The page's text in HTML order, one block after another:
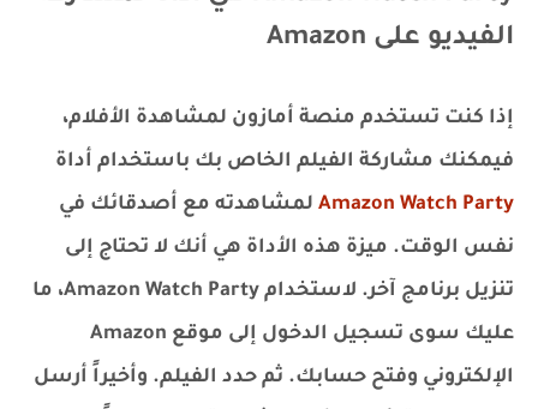
الفيديو على Amazon
إذا كنت تستخدم منصة أمازون لمشاهدة الأفلام،
فيمكنك مشاركة الفيلم الخاص بك باستخدام أداة
Amazon Watch Party لمشاهدته مع أصدقائك في
نفس الوقت. ميزة هذه الأداة هي أنك لا تحتاج إلى
تنزيل برنامج آخر. لاستخدام Amazon Watch Party، ما
عليك سوى تسجيل الدخول إلى موقع Amazon
الإلكتروني وفتح حسابك. ثم حدد الفيلم. وأخيراً أرسل